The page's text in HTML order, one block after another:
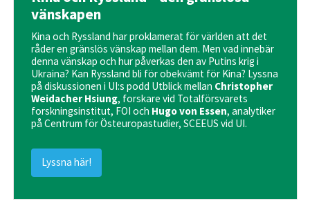
vänskapen
Kina och Ryssland har proklamerat för världen att det
råder en gränslös vänskap mellan dem. Men vad innebär
denna vänskap och hur påverkas den av Putins krig i
Ukraina? Kan Ryssland bli för obekvämt för Kina? Lyssna
på diskussionen i UI:s podd Utblick mellan Christopher
Weidacher Hsiung, forskare vid Totalförsvarets
forskningsinstitut, FOI och Hugo von Essen, analytiker
på Centrum för Östeuropastudier, SCEEUS vid UI.
Lyssna här!